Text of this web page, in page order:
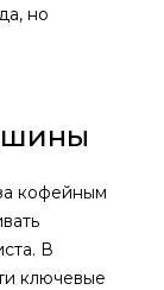
но
кофейным
В
ключевые